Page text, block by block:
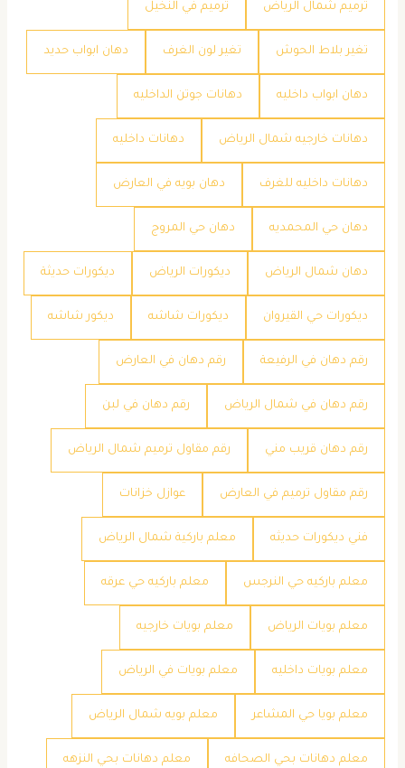
ترميم شمال الرياض ترميم في النخيل
تغير بلاط الحوش تغير لون الغرف دهان ابواب حديد
دهان ابواب داخليه دهانات جوتن الداخليه
دهانات خارجيه شمال الرياض دهانات داخليه
دهانات داخليه للغرف دهان بويه في العارض
دهان حي المحمديه دهان حي المروج
دهان شمال الرياض ديكورات الرياض ديكورات حديثة
ديكورات حي القيروان ديكورات شاشه ديكور شاشه
رقم دهان في الرفيعة رقم دهان في العارض
رقم دهان في شمال الرياض رقم دهان في لبن
رقم دهان قريب مني رقم مقاول ترميم شمال الرياض
رقم مقاول ترميم في العارض عوازل خزانات
فني ديكورات حديثه معلم باركية شمال الرياض
معلم باركيه حي النرجس معلم باركيه حي عرقه
معلم بويات الرياض معلم بويات خارجيه
معلم بويات داخليه معلم بويات في الرياض
معلم بويا حي المشاعر معلم بويه شمال الرياض
معلم دهانات بحي الصحافه معلم دهانات بحي النزهه